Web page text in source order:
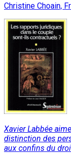
Christine Choain,
Xavier Labbée
distinction des
aux confins du